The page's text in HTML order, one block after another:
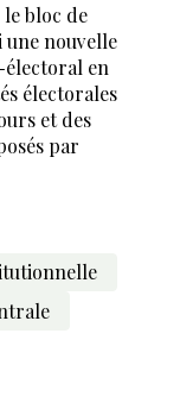
bloc de
une nouvelle
en
électorales
et des
par